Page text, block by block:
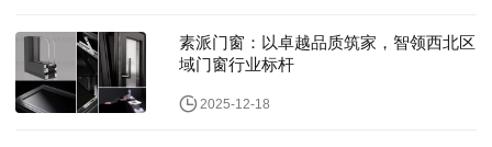
素派门窗：以卓越品质筑家，智领西北区
域门窗行业标杆
2025-12-18